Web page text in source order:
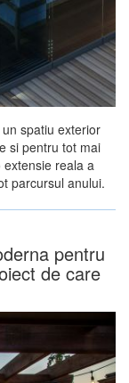
spatiu exterior
si pentru tot mai
reala a
parcursul anului.
pentru
de care